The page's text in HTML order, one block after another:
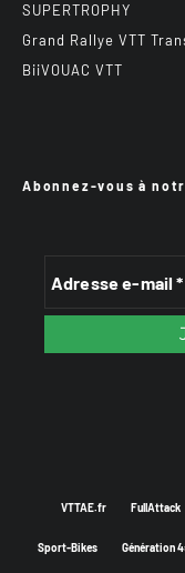
SUPERTROPHY
Grand Rallye VTT
BiiVOUAC VTT
Abonnez-vous à
VTTAE.fr FullAttack
Sport-Bikes Génération